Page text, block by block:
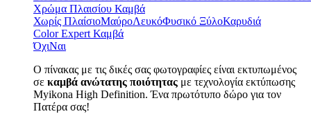
Χρώμα Πλαισίου Καμβά
Χωρίς ΠλαίσιοΜαύροΛευκόΦυσικό ΞύλοΚαρυδιά
Color Expert Καμβά
ΌχιΝαι
Ο πίνακας με τις δικές σας φωτογραφίες είναι εκτυπωμένος
σε καμβά ανώτατης ποιότητας με τεχνολογία εκτύπωσης
Myikona High Definition. Ένα πρωτότυπο δώρο για τον
Πατέρα σας!